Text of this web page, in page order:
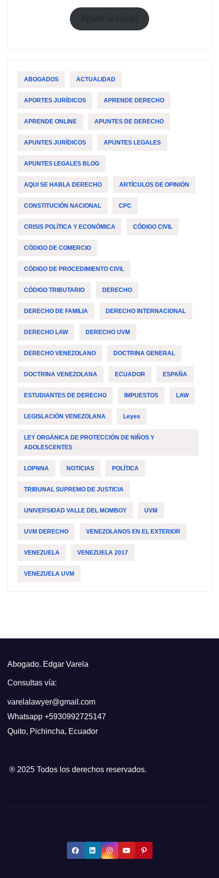
precio
original
precio
actual
es:
Añadir al carrito
ABOGADOS ACTUALIDAD
APORTES JURÍDICOS APRENDE DERECHO
APRENDE ONLINE APUNTES DE DERECHO
APUNTES JURÍDICOS APUNTES LEGALES
APUNTES LEGALES BLOG
AQUI SE HABLA DERECHO ARTÍCULOS DE OPINIÓN
CONSTITUCIÓN NACIONAL CPC
CRISIS POLÍTICA Y ECONÓMICA CÓDIGO CIVIL
CÓDIGO DE COMERCIO
CÓDIGO DE PROCEDIMIENTO CIVIL
CÓDIGO TRIBUTARIO DERECHO
DERECHO DE FAMILIA DERECHO INTERNACIONAL
DERECHO LAW DERECHO UVM
DERECHO VENEZOLANO DOCTRINA GENERAL
DOCTRINA VENEZOLANA ECUADOR ESPAÑA
ESTUDIANTES DE DERECHO IMPUESTOS LAW
LEGISLACIÓN VENEZOLANA Leyes
LEY ORGÁNICA DE PROTECCIÓN DE NIÑOS Y
ADOLESCENTES
LOPNNA NOTICIAS POLÍTICA
TRIBUNAL SUPREMO DE JUSTICIA
UNIVERSIDAD VALLE DEL MOMBOY UVM
UVM DERECHO VENEZOLANOS EN EL EXTERIOR
VENEZUELA VENEZUELA 2017
VENEZUELA UVM
Abogado. Edgar Varela
Consultas vía:
varelalawyer@gmail.com
Whatsapp +5930992725147
Quito, Pichincha, Ecuador
® 2025 Todos los derechos reservados.